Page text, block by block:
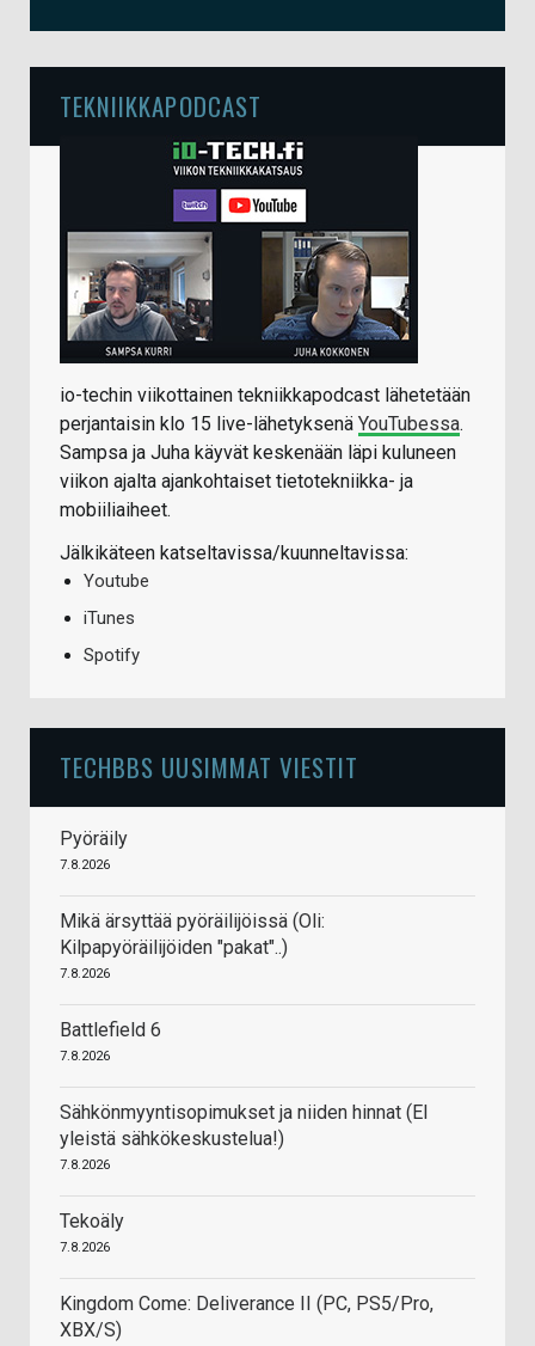
TEKNIIKKAPODCAST
io-techin viikottainen tekniikkapodcast lähetetään
perjantaisin klo 15 live-lähetyksenä YouTubessa.
Sampsa ja Juha käyvät keskenään läpi kuluneen
viikon ajalta ajankohtaiset tietotekniikka- ja
mobiiliaiheet.
Jälkikäteen katseltavissa/kuunneltavissa:
Youtube
iTunes
Spotify
TECHBBS UUSIMMAT VIESTIT
Pyöräily
7.8.2026
Mikä ärsyttää pyöräilijöissä (Oli:
Kilpapyöräilijöiden "pakat"..)
7.8.2026
Battlefield 6
7.8.2026
Sähkönmyyntisopimukset ja niiden hinnat (EI
yleistä sähkökeskustelua!)
7.8.2026
Tekoäly
7.8.2026
Kingdom Come: Deliverance II (PC, PS5/Pro,
XBX/S)